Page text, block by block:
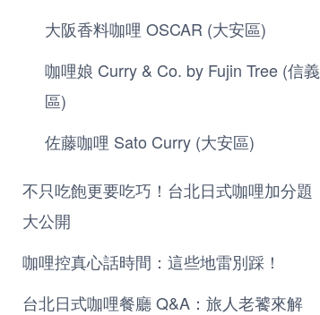
大阪香料咖哩 OSCAR (大安區)
咖哩娘 Curry & Co. by Fujin Tree (信義
區)
佐藤咖哩 Sato Curry (大安區)
不只吃飽更要吃巧！台北日式咖哩加分題
大公開
咖哩控真心話時間：這些地雷別踩！
台北日式咖哩餐廳 Q&A：旅人老饕來解